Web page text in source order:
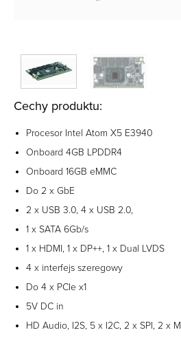
Cechy produktu:
Procesor Intel Atom X5 E3940
Onboard 4GB LPDDR4
Onboard 16GB eMMC
Do 2 x GbE
2 x USB 3.0, 4 x USB 2.0,
1 x SATA 6Gb/s
1 x HDMI, 1 x DP++, 1 x Dual LVDS
4 x interfejs szeregowy
Do 4 x PCIe x1
5V DC in
HD Audio, I2S, 5 x I2C, 2 x SPI, 2 x